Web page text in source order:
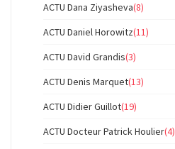
ACTU Dana Ziyasheva(8)
ACTU Daniel Horowitz(11)
ACTU David Grandis(3)
ACTU Denis Marquet(13)
ACTU Didier Guillot(19)
ACTU Docteur Patrick Houlier(4)